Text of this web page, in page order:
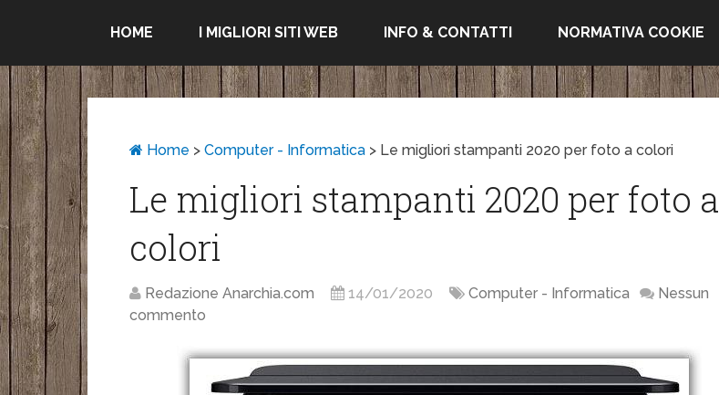
HOME I MIGLIORI SITI WEB INFO & CONTATTI NORMATIVA COOKIE
Home >Computer - Informatica > Le migliori stampanti 2020 per foto a colori
Le migliori stampanti 2020 per foto a
colori
Redazione Anarchia.com 14/01/2020 Computer - Informatica
Nessun
commento